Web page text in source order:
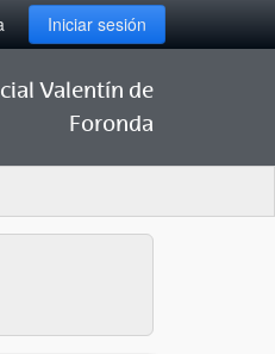
Iniciar sesión
Valentín de
Foronda